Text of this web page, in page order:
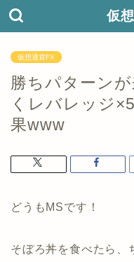
仮
仮想通貨FX
勝ちパターン
くレバレッジ
果www
どうもMSです！
そぼろ丼を食べたら、